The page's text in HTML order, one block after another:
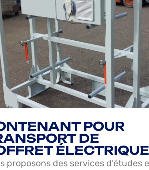
POUR
DE
ÉLECTRIQUE
proposons des services d’études